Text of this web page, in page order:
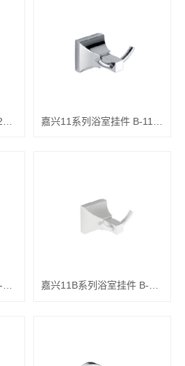
嘉兴11A系列浴室挂件 B-1106A 嘉兴11B系列浴室挂件 B-1106B